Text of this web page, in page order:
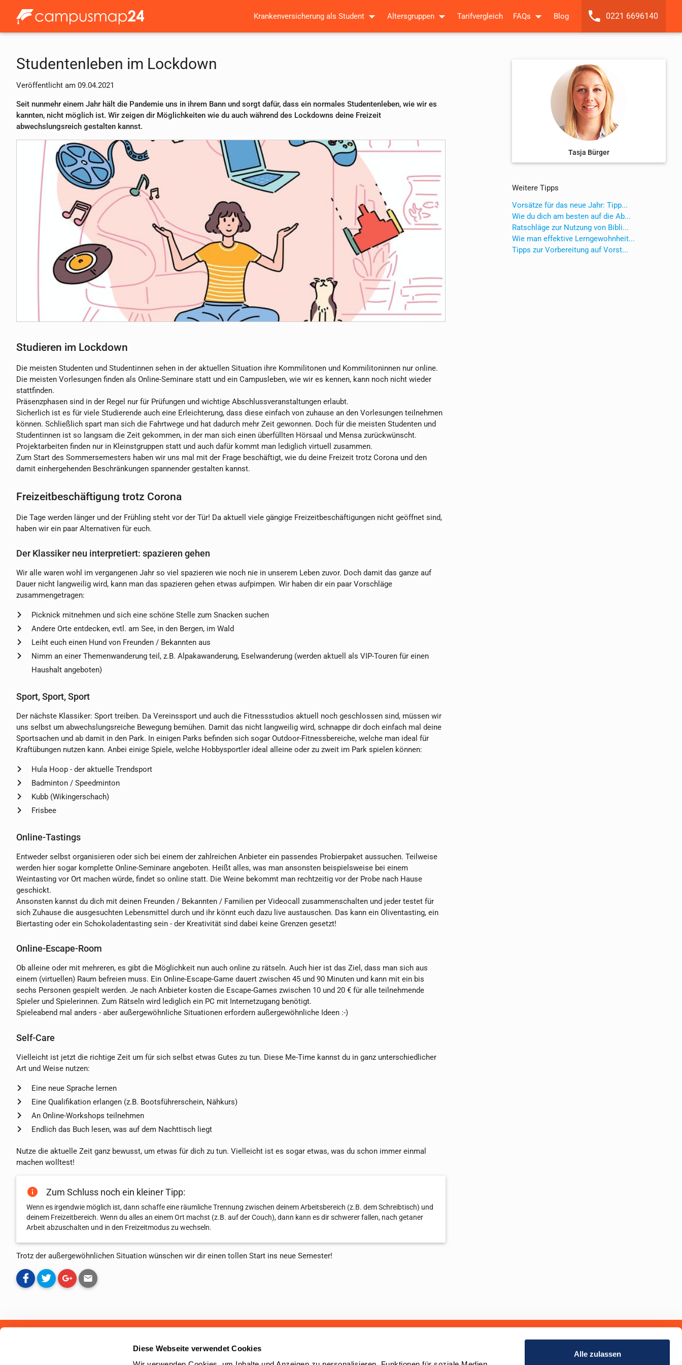
Diese Webseite verwendet Cookies
Alle zulassen
Krankenversicherung als Student Altersgruppen Tarifvergleich FAQs Blog 0221 6696140
Studentenleben im Lockdown
Veröffentlicht am 09.04.2021
Seit nunmehr einem Jahr hält die Pandemie uns in ihrem Bann und sorgt dafür, dass ein normales Studentenleben, wie wir es
kannten, nicht möglich ist. Wir zeigen dir Möglichkeiten wie du auch während des Lockdowns deine Freizeit
abwechslungsreich gestalten kannst.
Studieren im Lockdown
Die meisten Studenten und Studentinnen sehen in der aktuellen Situation ihre Kommilitonen und Kommilitoninnen nur online.
Die meisten Vorlesungen finden als Online-Seminare statt und ein Campusleben, wie wir es kennen, kann noch nicht wieder
stattfinden.
Präsenzphasen sind in der Regel nur für Prüfungen und wichtige Abschlussveranstaltungen erlaubt.
Sicherlich ist es für viele Studierende auch eine Erleichterung, dass diese einfach von zuhause an den Vorlesungen teilnehmen
können. Schließlich spart man sich die Fahrtwege und hat dadurch mehr Zeit gewonnen. Doch für die meisten Studenten und
Studentinnen ist so langsam die Zeit gekommen, in der man sich einen überfüllten Hörsaal und Mensa zurückwünscht.
Projektarbeiten finden nur in Kleinstgruppen statt und auch dafür kommt man lediglich virtuell zusammen.
Zum Start des Sommersemesters haben wir uns mal mit der Frage beschäftigt, wie du deine Freizeit trotz Corona und den
damit einhergehenden Beschränkungen spannender gestalten kannst.
Freizeitbeschäftigung trotz Corona
Die Tage werden länger und der Frühling steht vor der Tür! Da aktuell viele gängige Freizeitbeschäftigungen nicht geöffnet sind,
haben wir ein paar Alternativen für euch.
Der Klassiker neu interpretiert: spazieren gehen
Wir alle waren wohl im vergangenen Jahr so viel spazieren wie noch nie in unserem Leben zuvor. Doch damit das ganze auf
Dauer nicht langweilig wird, kann man das spazieren gehen etwas aufpimpen. Wir haben dir ein paar Vorschläge
zusammengetragen:
Picknick mitnehmen und sich eine schöne Stelle zum Snacken suchen
Andere Orte entdecken, evtl. am See, in den Bergen, im Wald
Leiht euch einen Hund von Freunden / Bekannten aus
Nimm an einer Themenwanderung teil, z.B. Alpakawanderung, Eselwanderung (werden aktuell als VIP-Touren für einen
Haushalt angeboten)
Sport, Sport, Sport
Der nächste Klassiker: Sport treiben. Da Vereinssport und auch die Fitnessstudios aktuell noch geschlossen sind, müssen wir
uns selbst um abwechslungsreiche Bewegung bemühen. Damit das nicht langweilig wird, schnappe dir doch einfach mal deine
Sportsachen und ab damit in den Park. In einigen Parks befinden sich sogar Outdoor-Fitnessbereiche, welche man ideal für
Kraftübungen nutzen kann. Anbei einige Spiele, welche Hobbysportler ideal alleine oder zu zweit im Park spielen können:
Hula Hoop - der aktuelle Trendsport
Badminton / Speedminton
Kubb (Wikingerschach)
Frisbee
Online-Tastings
Entweder selbst organisieren oder sich bei einem der zahlreichen Anbieter ein passendes Probierpaket aussuchen. Teilweise
werden hier sogar komplette Online-Seminare angeboten. Heißt alles, was man ansonsten beispielsweise bei einem
Weintasting vor Ort machen würde, findet so online statt. Die Weine bekommt man rechtzeitig vor der Probe nach Hause
geschickt.
Ansonsten kannst du dich mit deinen Freunden / Bekannten / Familien per Videocall zusammenschalten und jeder testet für
sich Zuhause die ausgesuchten Lebensmittel durch und ihr könnt euch dazu live austauschen. Das kann ein Oliventasting, ein
Biertasting oder ein Schokoladentasting sein - der Kreativität sind dabei keine Grenzen gesetzt!
Online-Escape-Room
Ob alleine oder mit mehreren, es gibt die Möglichkeit nun auch online zu rätseln. Auch hier ist das Ziel, dass man sich aus
einem (virtuellen) Raum befreien muss. Ein Online-Escape-Game dauert zwischen 45 und 90 Minuten und kann mit ein bis
sechs Personen gespielt werden. Je nach Anbieter kosten die Escape-Games zwischen 10 und 20 € für alle teilnehmende
Spieler und Spielerinnen. Zum Rätseln wird lediglich ein PC mit Internetzugang benötigt.
Spieleabend mal anders - aber außergewöhnliche Situationen erfordern außergewöhnliche Ideen :-)
Self-Care
Vielleicht ist jetzt die richtige Zeit um für sich selbst etwas Gutes zu tun. Diese Me-Time kannst du in ganz unterschiedlicher
Art und Weise nutzen:
Eine neue Sprache lernen
Eine Qualifikation erlangen (z.B. Bootsführerschein, Nähkurs)
An Online-Workshops teilnehmen
Endlich das Buch lesen, was auf dem Nachttisch liegt
Nutze die aktuelle Zeit ganz bewusst, um etwas für dich zu tun. Vielleicht ist es sogar etwas, was du schon immer einmal
machen wolltest!
Zum Schluss noch ein kleiner Tipp:
Wenn es irgendwie möglich ist, dann schaffe eine räumliche Trennung zwischen deinem Arbeitsbereich (z.B. dem Schreibtisch) und
deinem Freizeitbereich. Wenn du alles an einem Ort machst (z.B. auf der Couch), dann kann es dir schwerer fallen, nach getaner
Arbeit abzuschalten und in den Freizeitmodus zu wechseln.
Trotz der außergewöhnlichen Situation wünschen wir dir einen tollen Start ins neue Semester!
Tasja Bürger
Weitere Tipps
Vorsätze für das neue Jahr: Tipp...
Wie du dich am besten auf die Ab...
Ratschläge zur Nutzung von Bibli...
Wie man effektive Lerngewohnheit...
Tipps zur Vorbereitung auf Vorst...
Studenten-PKV.de ist ein Service der campusmap24 AG
. Wir haben seit 2001 mehr als 100.000
Studierende zum Thema private oder gesetzliche Krankenversicherung beraten. Unser Service